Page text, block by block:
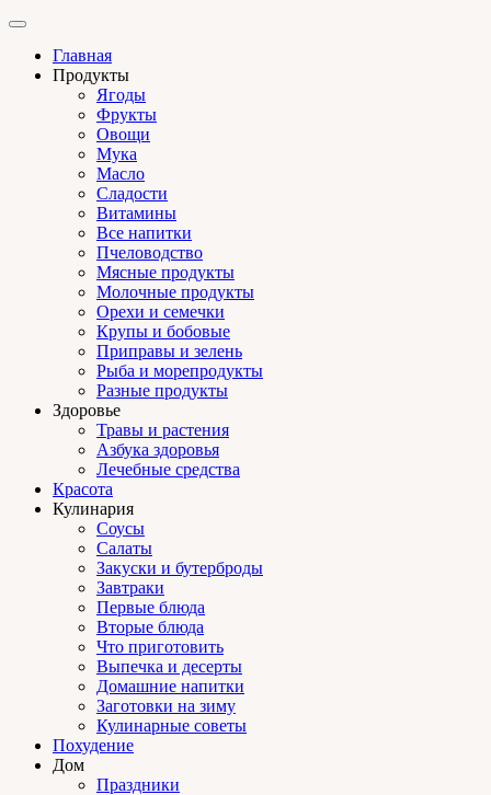
Главная
Продукты
Ягоды
Фрукты
Овощи
Мука
Масло
Сладости
Витамины
Все напитки
Пчеловодство
Мясные продукты
Молочные продукты
Орехи и семечки
Крупы и бобовые
Приправы и зелень
Рыба и морепродукты
Разные продукты
Здоровье
Травы и растения
Азбука здоровья
Лечебные средства
Красота
Кулинария
Соусы
Салаты
Закуски и бутерброды
Завтраки
Первые блюда
Вторые блюда
Что приготовить
Выпечка и десерты
Домашние напитки
Заготовки на зиму
Кулинарные советы
Похудение
Дом
Праздники